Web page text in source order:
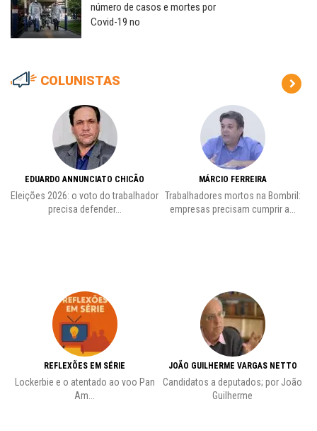
número de casos e mortes por
Covid-19 no
COLUNISTAS
EDUARDO ANNUNCIATO CHICÃO
Eleições 2026: o voto do trabalhador
precisa defender...
REFLEXÕES EM SÉRIE
Lockerbie e o atentado ao voo Pan
Am...
MÁRCIO FERREIRA
Trabalhadores mortos na Bombril:
empresas precisam cumprir a...
JOÃO GUILHERME VARGAS NETTO
Candidatos a deputados; por João
Guilherme